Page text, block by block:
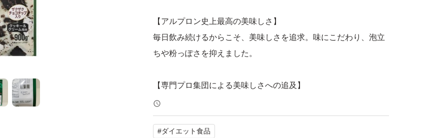
【アルプロン史上最高の美味しさ】
毎日飲み続けるからこそ、美味しさを追求。味にこだわり、泡立
ちや粉っぽさを抑えました。
【専門プロ集団による美味しさへの追及】
管理栄養士、薬剤師、パティシエ、プロテインマイスター、スポ
ーツ選手、ミシュランシェフ監修のもと開発した自信の美味し
さ。
#ダイエット食品